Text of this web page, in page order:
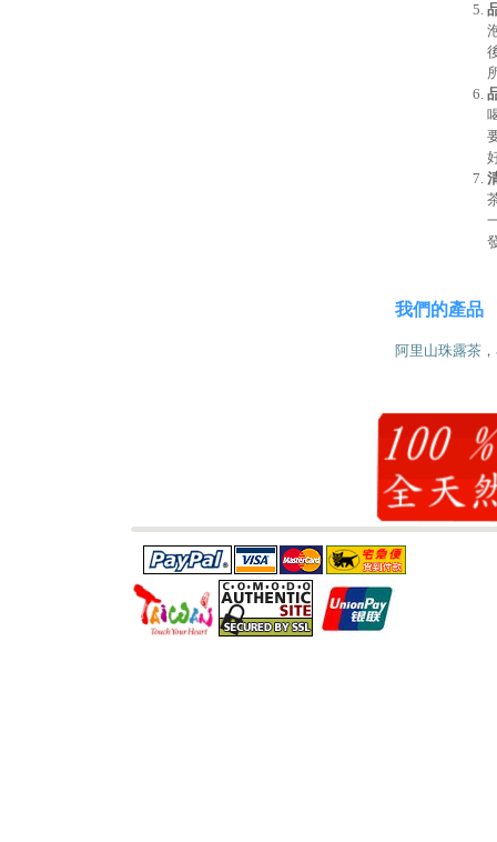
我們的產品
阿里山珠露茶，